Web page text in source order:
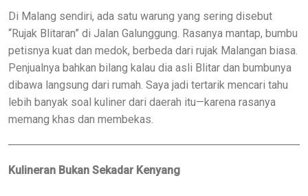
Di Malang sendiri, ada satu warung yang sering disebut
“Rujak Blitaran” di Jalan Galunggung. Rasanya mantap, bumbu
petisnya kuat dan medok, berbeda dari rujak Malangan biasa.
Penjualnya bahkan bilang kalau dia asli Blitar dan bumbunya
dibawa langsung dari rumah. Saya jadi tertarik mencari tahu
lebih banyak soal kuliner dari daerah itu—karena rasanya
memang khas dan membekas.
Kulineran Bukan Sekadar Kenyang